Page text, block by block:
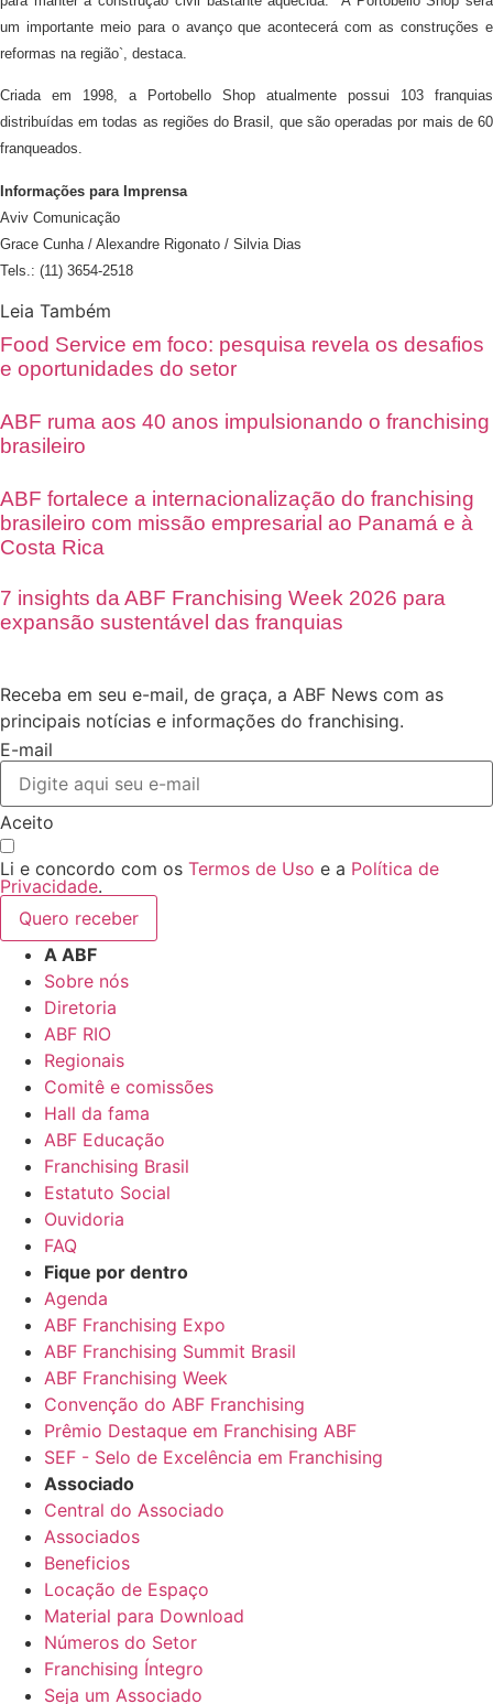
um importante meio para o avanço que acontecerá com as construções e
reformas na região`, destaca.
Criada em 1998, a Portobello Shop atualmente possui 103 franquias
distribuídas em todas as regiões do Brasil, que são operadas por mais de 60
franqueados.
Informações para Imprensa
Aviv Comunicação
Grace Cunha / Alexandre Rigonato / Silvia Dias
Tels.: (11) 3654-2518
Leia Também
Food Service em foco: pesquisa revela os desafios
e oportunidades do setor
ABF ruma aos 40 anos impulsionando o franchising
brasileiro
ABF fortalece a internacionalização do franchising
brasileiro com missão empresarial ao Panamá e à
Costa Rica
7 insights da ABF Franchising Week 2026 para
expansão sustentável das franquias
Receba em seu e-mail, de graça, a ABF News com as
principais notícias e informações do franchising.
E-mail
Aceito
Li e concordo com os Termos de Uso e a Política de
Privacidade.
Quero receber
A ABF
Sobre nós
Diretoria
ABF RIO
Regionais
Comitê e comissões
Hall da fama
ABF Educação
Franchising Brasil
Estatuto Social
Ouvidoria
FAQ
Fique por dentro
Agenda
ABF Franchising Expo
ABF Franchising Summit Brasil
ABF Franchising Week
Convenção do ABF Franchising
Prêmio Destaque em Franchising ABF
SEF - Selo de Excelência em Franchising
Associado
Central do Associado
Associados
Beneficios
Locação de Espaço
Material para Download
Números do Setor
Franchising Íntegro
Seja um Associado